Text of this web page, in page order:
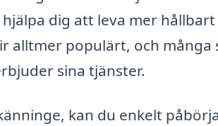
dig att leva mer
alltmer populärt, och
sina tjänster.
kan du enkelt